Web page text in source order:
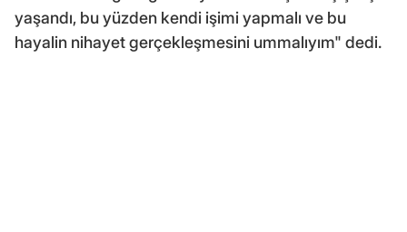
yaşandı, bu yüzden kendi işimi yapmalı ve bu
hayalin nihayet gerçekleşmesini ummalıyım" dedi.